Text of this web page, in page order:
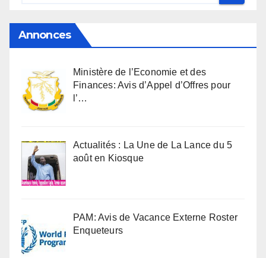
Annonces
Ministère de l’Economie et des
Finances: Avis d’Appel d’Offres pour
l’…
Actualités : La Une de La Lance du 5
août en Kiosque
PAM: Avis de Vacance Externe Roster
Enqueteurs